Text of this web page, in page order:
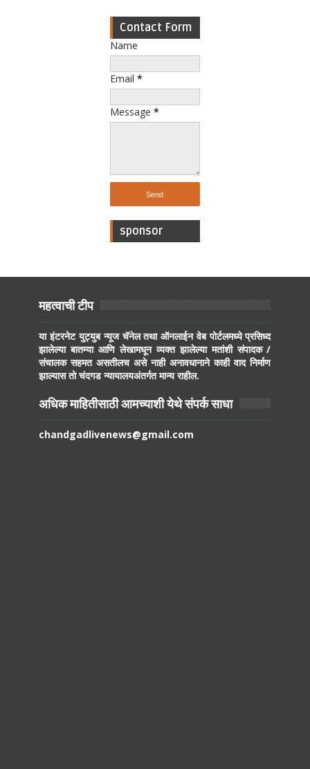
Contact Form
Name
Email *
Message *
sponsor
महत्वाची टीप
या इंटरनेट युट्युब न्यूज चॅनेल तथा ऑनलाईन वेब पोर्टलमध्ये प्रसिध्द
झालेल्या बातम्या आणि लेखामधून व्यक्त झालेल्या मतांशी संपादक /
संचालक सहमत असतीलच असे नाही अनावधानाने काही वाद निर्माण
झाल्यास तो चंदगड न्यायालयअंतर्गत मान्य राहील.
अधिक माहितीसाठी आमच्याशी येथे संपर्क साधा
chandgadlivenews@gmail.com